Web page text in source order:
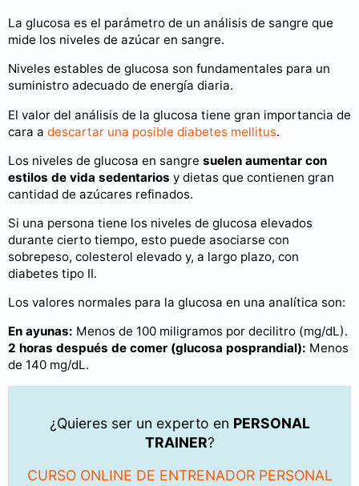
La glucosa es el parámetro de un análisis de sangre que
mide los niveles de azúcar en sangre.
Niveles estables de glucosa son fundamentales para un
suministro adecuado de energía diaria.
El valor del análisis de la glucosa tiene gran importancia de
cara a descartar una posible diabetes mellitus.
Los niveles de glucosa en sangre suelen aumentar con
estilos de vida sedentarios y dietas que contienen gran
cantidad de azúcares refinados.
Si una persona tiene los niveles de glucosa elevados
durante cierto tiempo, esto puede asociarse con
sobrepeso, colesterol elevado y, a largo plazo, con
diabetes tipo II.
Los valores normales para la glucosa en una analítica son:
En ayunas: Menos de 100 miligramos por decilitro (mg/dL).
2 horas después de comer (glucosa posprandial): Menos
de 140 mg/dL.
¿Quieres ser un experto en PERSONAL
TRAINER?
CURSO ONLINE DE ENTRENADOR PERSONAL